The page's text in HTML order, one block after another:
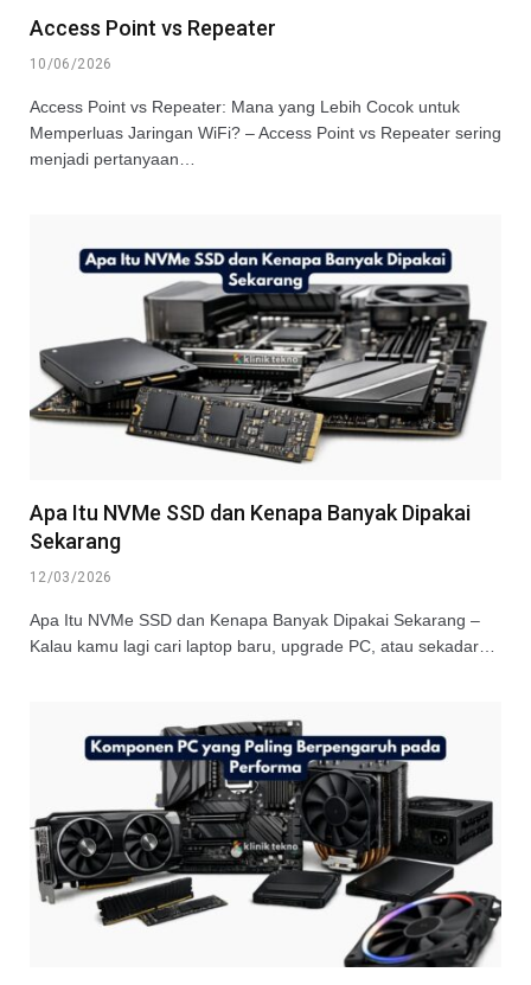
Access Point vs Repeater
10/06/2026
Access Point vs Repeater: Mana yang Lebih Cocok untuk
Memperluas Jaringan WiFi? – Access Point vs Repeater sering
menjadi pertanyaan…
Apa Itu NVMe SSD dan Kenapa Banyak Dipakai
Sekarang
12/03/2026
Apa Itu NVMe SSD dan Kenapa Banyak Dipakai Sekarang –
Kalau kamu lagi cari laptop baru, upgrade PC, atau sekadar…